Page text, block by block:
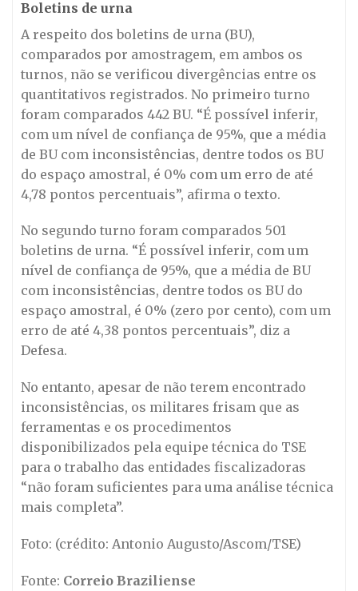
Boletins de urna
A respeito dos boletins de urna (BU),
comparados por amostragem, em ambos os
turnos, não se verificou divergências entre os
quantitativos registrados. No primeiro turno
foram comparados 442 BU. “É possível inferir,
com um nível de confiança de 95%, que a média
de BU com inconsistências, dentre todos os BU
do espaço amostral, é 0% com um erro de até
4,78 pontos percentuais”, afirma o texto.
No segundo turno foram comparados 501
boletins de urna. “É possível inferir, com um
nível de confiança de 95%, que a média de BU
com inconsistências, dentre todos os BU do
espaço amostral, é 0% (zero por cento), com um
erro de até 4,38 pontos percentuais”, diz a
Defesa.
No entanto, apesar de não terem encontrado
inconsistências, os militares frisam que as
ferramentas e os procedimentos
disponibilizados pela equipe técnica do TSE
para o trabalho das entidades fiscalizadoras
“não foram suficientes para uma análise técnica
mais completa”.
Foto: (crédito: Antonio Augusto/Ascom/TSE)
Fonte: Correio Braziliense